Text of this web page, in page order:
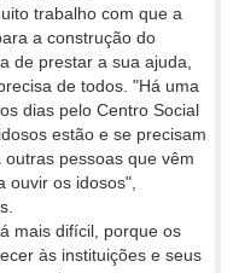
trabalho com que a
a construção do
de prestar a sua ajuda,
de todos. "Há uma
dias pelo Centro Social
estão e se precisam
pessoas que vêm
ouvir os idosos",
mais difícil, porque os
às instituições e seus